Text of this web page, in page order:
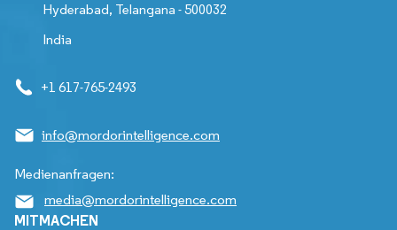
Hyderabad, Telangana - 500032
India
+1 617-765-2493
info@mordorintelligence.com
Medienanfragen:
media@mordorintelligence.com
MITMACHEN